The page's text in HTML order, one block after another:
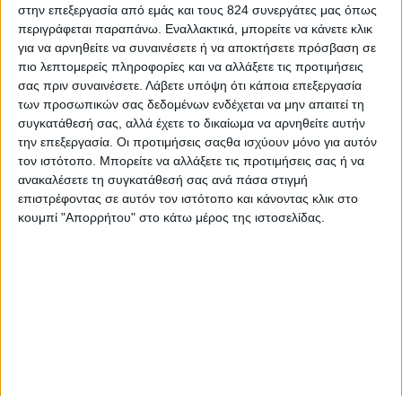
στην επεξεργασία από εμάς και τους 824 συνεργάτες μας όπως
περιγράφεται παραπάνω. Εναλλακτικά, μπορείτε να κάνετε κλικ
για να αρνηθείτε να συναινέσετε ή να αποκτήσετε πρόσβαση σε
πιο λεπτομερείς πληροφορίες και να αλλάξετε τις προτιμήσεις
σας πριν συναινέσετε. Λάβετε υπόψη ότι κάποια επεξεργασία
των προσωπικών σας δεδομένων ενδέχεται να μην απαιτεί τη
συγκατάθεσή σας, αλλά έχετε το δικαίωμα να αρνηθείτε αυτήν
την επεξεργασία. Οι προτιμήσεις σαςθα ισχύουν μόνο για αυτόν
τον ιστότοπο. Μπορείτε να αλλάξετε τις προτιμήσεις σας ή να
ανακαλέσετε τη συγκατάθεσή σας ανά πάσα στιγμή
επιστρέφοντας σε αυτόν τον ιστότοπο και κάνοντας κλικ στο
κουμπί "Απορρήτου" στο κάτω μέρος της ιστοσελίδας.
Περισσότερα
Υγεία, διατροφή & lifestyle
Διατροφή 2.0: τα
τρόφιμα του
μέλλοντος
18 ΜΆΙ
Ισορροπημένη διατροφή ,Υγεία,
διατροφή & lifestyle